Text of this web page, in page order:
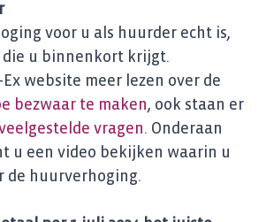
voor u als huurder echt is,
u binnenkort krijgt.
website meer lezen over de
bezwaar te maken, ook staan er
vragen. Onderaan
u een video bekijken waarin u
de huurverhoging.